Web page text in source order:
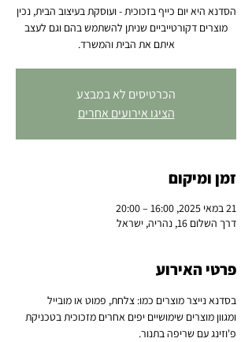
הסדנא היא יום כייף בזכוכית - ועוסקת בעיצוב הבית, נכין
מוצרים דקורטייביים שניתן להשתמש בהם וגם לעצב
איתם את הבית והמשרד.
הכרטיסים לא במבצע
הציגו אירועים אחרים
זמן ומיקום
21 במאי 2025, 16:00 – 20:00
דרך השלום 16, נהריה, ישראל
פרטי האירוע
בסדנא נייצר מוצרים כמו: צלחת, פמוט או מובייל
ומגוון מוצרים שימושיים יפים אחרים מזכוכית בטכניקת
פ'וזינג עם שריפה בתנור.